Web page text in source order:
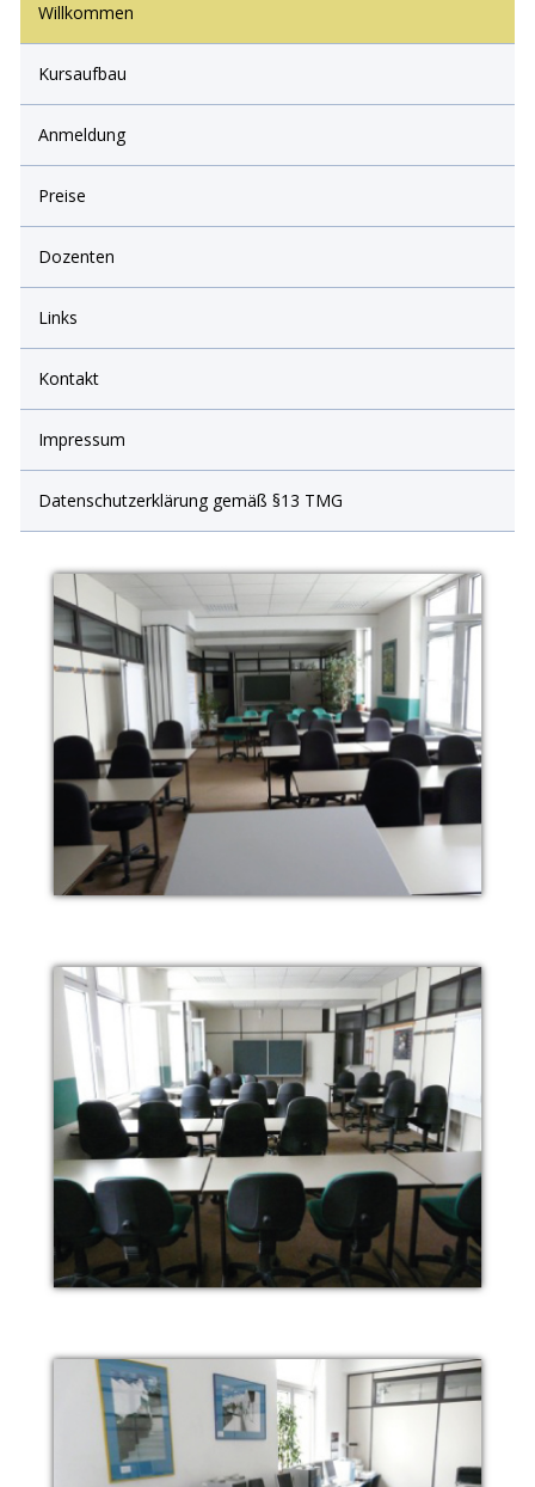
Willkommen
Kursaufbau
Anmeldung
Preise
Dozenten
Links
Kontakt
Impressum
Datenschutzerklärung gemäß §13 TMG